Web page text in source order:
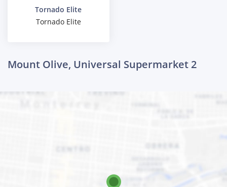
Tornado Elite
Tornado Elite
Mount Olive, Universal Supermarket 2